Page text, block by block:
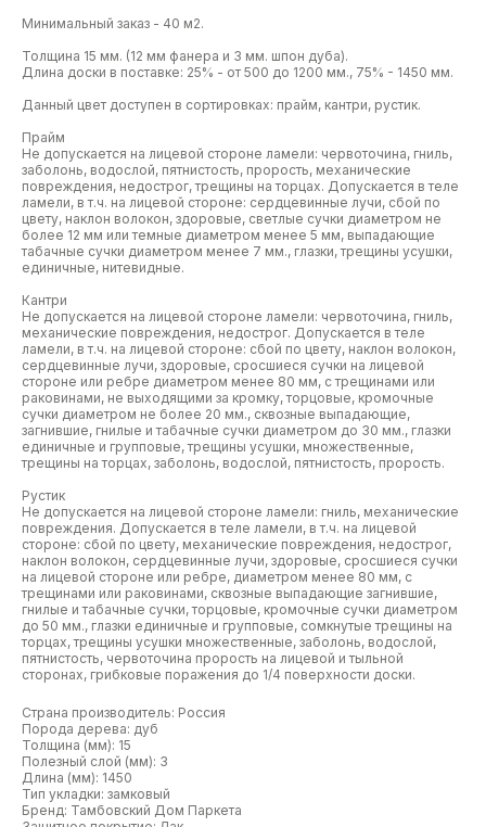
Минимальный заказ - 40 м2.
Толщина 15 мм. (12 мм фанера и 3 мм. шпон дуба).
Длина доски в поставке: 25% - от 500 до 1200 мм., 75% - 1450 мм.
Данный цвет доступен в сортировках: прайм, кантри, рустик.
Прайм
Не допускается на лицевой стороне ламели: червоточина, гниль,
заболонь, водослой, пятнистость, прорость, механические
повреждения, недострог, трещины на торцах. Допускается в теле
ламели, в т.ч. на лицевой стороне: сердцевинные лучи, сбой по
цвету, наклон волокон, здоровые, светлые сучки диаметром не
более 12 мм или темные диаметром менее 5 мм, выпадающие
табачные сучки диаметром менее 7 мм., глазки, трещины усушки,
единичные, нитевидные.
Кантри
Не допускается на лицевой стороне ламели: червоточина, гниль,
механические повреждения, недострог. Допускается в теле
ламели, в т.ч. на лицевой стороне: сбой по цвету, наклон волокон,
сердцевинные лучи, здоровые, сросшиеся сучки на лицевой
стороне или ребре диаметром менее 80 мм, с трещинами или
раковинами, не выходящими за кромку, торцовые, кромочные
сучки диаметром не более 20 мм., сквозные выпадающие,
загнившие, гнилые и табачные сучки диаметром до 30 мм., глазки
единичные и групповые, трещины усушки, множественные,
трещины на торцах, заболонь, водослой, пятнистость, прорость.
Рустик
Не допускается на лицевой стороне ламели: гниль, механические
повреждения. Допускается в теле ламели, в т.ч. на лицевой
стороне: сбой по цвету, механические повреждения, недострог,
наклон волокон, сердцевинные лучи, здоровые, сросшиеся сучки
на лицевой стороне или ребре, диаметром менее 80 мм, с
трещинами или раковинами, сквозные выпадающие загнившие,
гнилые и табачные сучки, торцовые, кромочные сучки диаметром
до 50 мм., глазки единичные и групповые, сомкнутые трещины на
торцах, трещины усушки множественные, заболонь, водослой,
пятнистость, червоточина прорость на лицевой и тыльной
сторонах, грибковые поражения до 1/4 поверхности доски.
Страна производитель: Россия
Порода дерева: дуб
Толщина (мм): 15
Полезный слой (мм): 3
Длина (мм): 1450
Тип укладки: замковый
Бренд: Тамбовский Дом Паркета